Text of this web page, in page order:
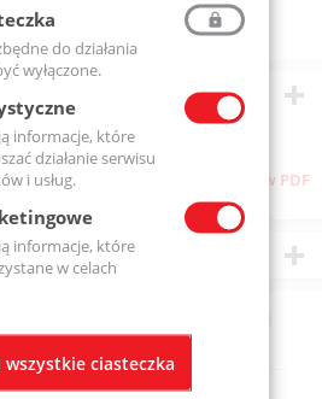
MTM
Pobierz stronę w PDF
do działania
wyłączone.
informacje, które
działanie serwisu
i usług.
informacje, które
w celach
ciasteczka